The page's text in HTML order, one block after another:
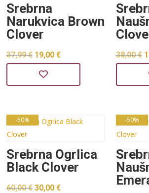
Srebrna
Narukvica Brown
Clover
37,99€ Izvorna
cijena
bila
37,99 €.
19,00€
je:
38,00€
-50%
Srebrna Ogrlica
Black Clover
60,00€ Izvorna
30,00€
-50%